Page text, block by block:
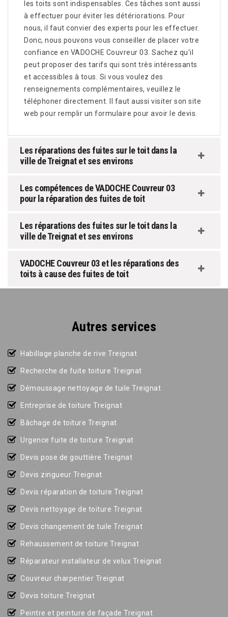
les toits sont indispensables. Ces tâches sont aussi
à effectuer pour éviter les détériorations. Pour
nous, il faut convier des experts pour les effectuer.
Donc, nous pouvons vous conseiller de placer votre
confiance en VADOCHE Couvreur 03. Sachez qu'il
peut proposer des tarifs qui sont très intéressants
et accessibles à tous. Si vous voulez des
renseignements complémentaires, veuillez le
téléphoner directement. Il faut aussi visiter son site
web pour remplir un formulaire pour avoir le devis.
Les réparations des fuites sur le toit dans la
ville de Treignat et ses environs
Les compétences de VADOCHE Couvreur 03
pour la réparation des fuites de toit
Les réparations des fuites sur le toit dans la
ville de Treignat et ses environs
VADOCHE Couvreur 03 et les réparations des
toits à cause des fuites de toit
Autres services
Habillage planche de rive Treignat
Recherche de fuite toiture Treignat
Démoussage nettoyage de tuile Treignat
Entreprise de toiture Treignat
Bâchage de toiture Treignat
Urgence fuite de toiture Treignat
Devis pose de gouttière Treignat
Devis zingueur Treignat
Devis réparation de toiture Treignat
Devis nettoyage de toiture Treignat
Devis changement de tuile Treignat
Rehaussement de toiture Treignat
Réparateur installateur de velux Treignat
Couvreur charpentier Treignat
Devis toiture Treignat
Peintre et peinture de façade Treignat